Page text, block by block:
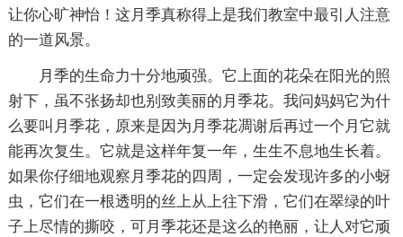
让你心旷神怡！这月季真称得上是我们教室中最引人注意
的一道风景。
月季的生命力十分地顽强。它上面的花朵在阳光的照
射下，虽不张扬却也别致美丽的月季花。我问妈妈它为什
么要叫月季花，原来是因为月季花凋谢后再过一个月它就
能再次复生。它就是这样年复一年，生生不息地生长着。
如果你仔细地观察月季花的四周，一定会发现许多的小蚜
虫，它们在一根透明的丝上从上往下滑，它们在翠绿的叶
子上尽情的撕咬，可月季花还是这么的艳丽，让人对它顽